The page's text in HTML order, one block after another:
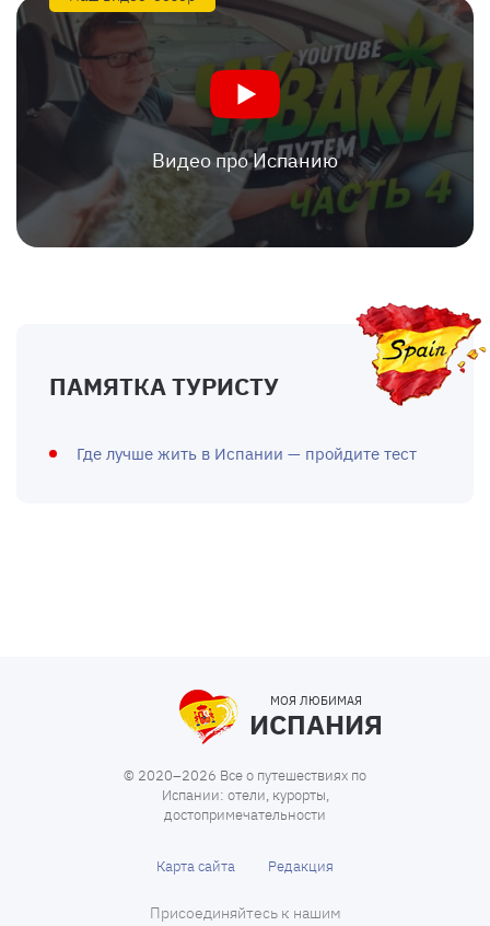
Видео про Испанию
ПАМЯТКА ТУРИСТУ
Где лучше жить в Испании — пройдите тест
МОЯ ЛЮБИМАЯ
ИСПАНИЯ
© 2020–2026 Все о путешествиях по
Испании: отели, курорты,
достопримечательности
Карта сайта Редакция
Присоединяйтесь к нашим